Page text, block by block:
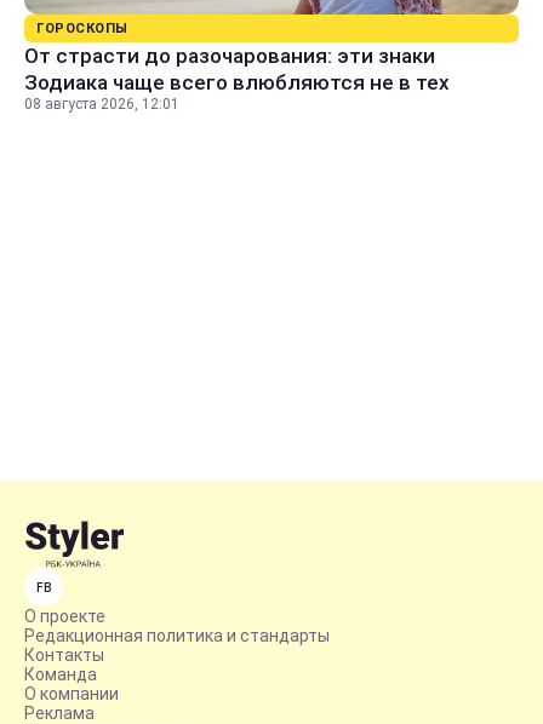
ГОРОСКОПЫ
От страсти до разочарования: эти знаки
Зодиака чаще всего влюбляются не в тех
08 августа 2026, 12:01
FB
О проекте
Редакционная политика и стандарты
Контакты
Команда
О компании
Реклама